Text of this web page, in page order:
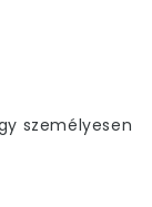
személyesen